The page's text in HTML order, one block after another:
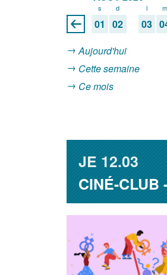
s
01
d
02
l
03
m
Aujourd'hui
Cette semaine
Ce mois
JE12.03
CINÉ-CLUB